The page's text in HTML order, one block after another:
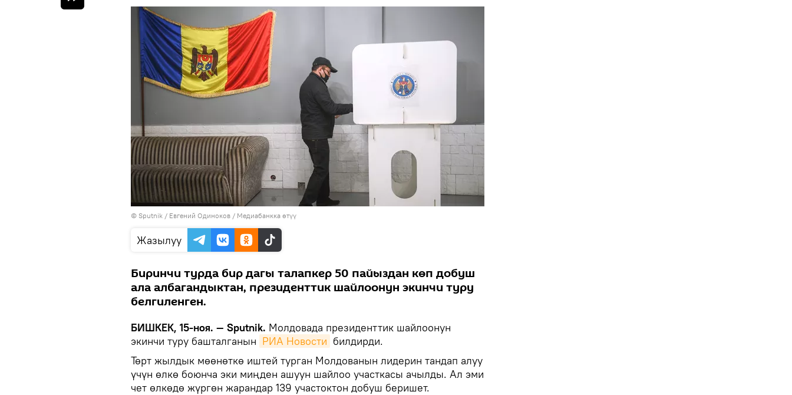
© Sputnik / Евгений Одиноков / Медиабанкка өтүү
Жазылуу
Биринчи турда бир дагы талапкер 50 пайыздан көп добуш
ала албагандыктан, президенттик шайлоонун экинчи туру
белгиленген.
БИШКЕК, 15-ноя. — Sputnik. Молдовада президенттик шайлоонун
экинчи туру башталганын РИА Новости билдирди.
Төрт жылдык мөөнөткө иштей турган Молдованын лидерин тандап алуу
үчүн өлкө боюнча эки миңден ашуун шайлоо участкасы ачылды. Ал эми
чет өлкөдө жүргөн жарандар 139 участоктон добуш беришет.